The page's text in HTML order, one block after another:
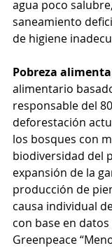
agua poco
saneamiento
de higiene
Pobreza
alimentario
responsable del
deforestación
los bosques con
biodiversidad del
expansión de la
producción de
causa individual
con base en
Greenpeace